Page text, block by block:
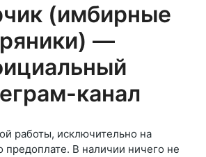
(имбирные
—
канал
работы, исключительно на
предоплате. В наличии ничего не